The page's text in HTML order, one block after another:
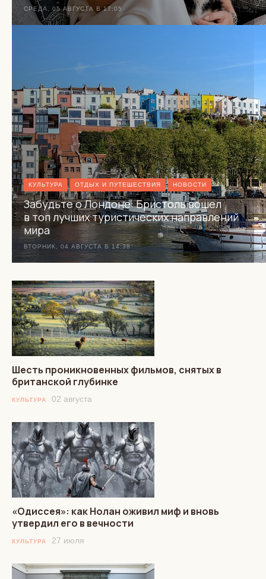
СРЕДА, 05 АВГУСТА В 17:05
КУЛЬТУРА ОТДЫХ И ПУТЕШЕСТВИЯ НОВОСТИ
Забудьте о Лондоне: Бристоль вошел
в топ лучших туристических направлений
мира
ВТОРНИК, 04 АВГУСТА В 14:38
Шесть проникновенных фильмов, снятых в
британской глубинке
КУЛЬТУРА 02 августа
«Одиссея»: как Нолан оживил миф и вновь
утвердил его в вечности
КУЛЬТУРА 27 июля